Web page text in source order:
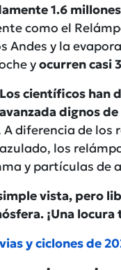
1.6
como el
Andes y la
yocurren casi
Los científicos han
dignos
A diferencia de los
los
y partículas
vista, pero
¡Una locura
y ciclones de